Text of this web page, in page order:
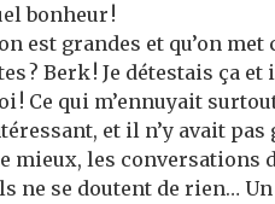
bonheur !
est grandes et qu’on
? Berk ! Je détestais ça
! Ce qui m’ennuyait
et il n’y avait
mieux, les
ne se doutent de rien…